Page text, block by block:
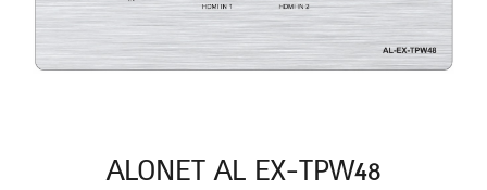
ALONET AL EX-TPW48